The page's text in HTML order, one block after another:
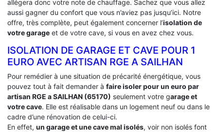
allégera donc votre note de chauffage. Sachez que vous allez
aussi gagner du confort que vous n’aviez pas jusqu’ici. Notre
offre, très complète, peut également concerner l’isolation de
votre garage et de votre cave, si vous en avez chez vous.
ISOLATION DE GARAGE ET CAVE POUR 1
EURO AVEC ARTISAN RGE A SAILHAN
Pour remédier à une situation de précarité énergétique, vous
pouvez tout à fait demander à faire isoler pour un euro par
artisan RGE a SAILHAN (65170) seulement votre garage et
votre cave. Elle est réalisable dans un logement neuf ou dans le
cadre d’une rénovation de celui-ci.
En effet, un garage et une cave mal isolés, voir non isolés font